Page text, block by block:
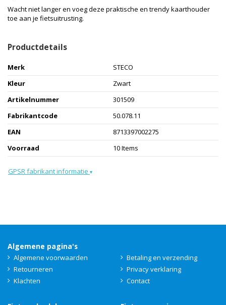
Wacht niet langer en voeg deze praktische en trendy kaarthouder
toe aan je fietsuitrusting.
Productdetails
Merk
STECO
Kleur
Zwart
Artikelnummer
301509
Fabrikantcode
50.078.11
EAN
8713397002275
Voorraad
10 Items
GPSR fabrikant informatie ▾
Algemene pagina's
Algemene voorwaarden
Betaling en verzending
Retourneren
Privacy verklaring
Klachten
Contact